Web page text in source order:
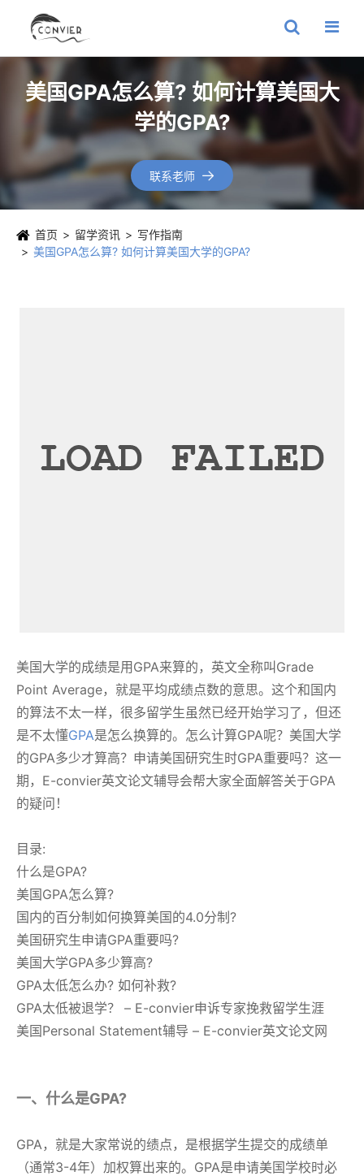
美国GPA怎么算? 如何计算美国大
学的GPA?
联系老师 
首页 留学资讯
写作指南
美国GPA怎么算? 如何计算美国大学的GPA?
美国大学的成绩是用GPA来算的，英文全称叫Grade
Point Average，就是平均成绩点数的意思。这个和国内
的算法不太一样，很多留学生虽然已经开始学习了，但还
是不太懂GPA是怎么换算的。怎么计算GPA呢？美国大学
的GPA多少才算高？申请美国研究生时GPA重要吗？这一
期，E-convier英文论文辅导会帮大家全面解答关于GPA
的疑问！
目录:
什么是GPA?
美国GPA怎么算?
国内的百分制如何换算美国的4.0分制?
美国研究生申请GPA重要吗?
美国大学GPA多少算高?
GPA太低怎么办? 如何补救?
GPA太低被退学？ – E-convier申诉专家挽救留学生涯
美国Personal Statement辅导 – E-convier英文论文网
一、什么是GPA?
GPA，就是大家常说的绩点，是根据学生提交的成绩单
（通常3-4年）加权算出来的。GPA是申请美国学校时必